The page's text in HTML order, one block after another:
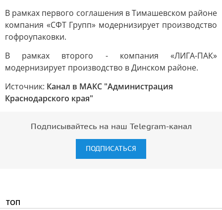
В рамках первого соглашения в Тимашевском районе
компания «СФТ Групп» модернизирует производство
гофроупаковки.
В рамках второго - компания «ЛИГА-ПАК»
модернизирует производство в Динском районе.
Источник: Канал в МАКС "Администрация
Краснодарского края"
Подписывайтесь на наш Telegram-канал
ПОДПИСАТЬСЯ
ТОП